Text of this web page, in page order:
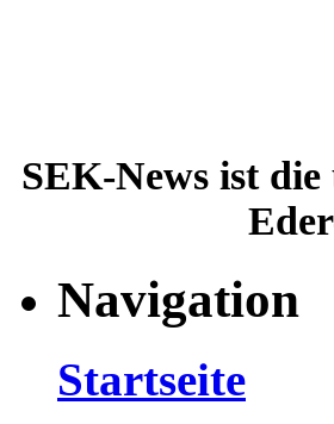
SEK-News ist
Navigation
Startseite